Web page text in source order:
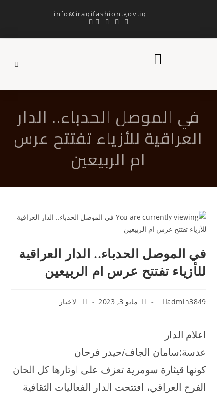
في الموصل الحدباء.. الدار
العراقية للأزياء تفتتح عرس
ام الربيعين
في الموصل الحدباء.. الدار العراقية
للأزياء تفتتح عرس ام الربيعين
admin3849 مايو 3, 2023 الاخبار
اعلام الدار
عدسة:سامان الجاف/حيدر فرحان
كونها قيثارة سومرية تعزف على اوتارها كل الحان
الفرح العراقي، افتتحت الدار الفعاليات الثقافية